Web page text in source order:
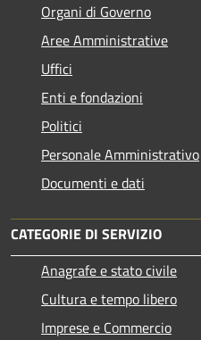
Organi di Governo
Aree Amministrative
Uffici
Enti e fondazioni
Politici
Personale Amministrativo
Documenti e dati
CATEGORIE DI SERVIZIO
Anagrafe e stato civile
Cultura e tempo libero
Imprese e Commercio